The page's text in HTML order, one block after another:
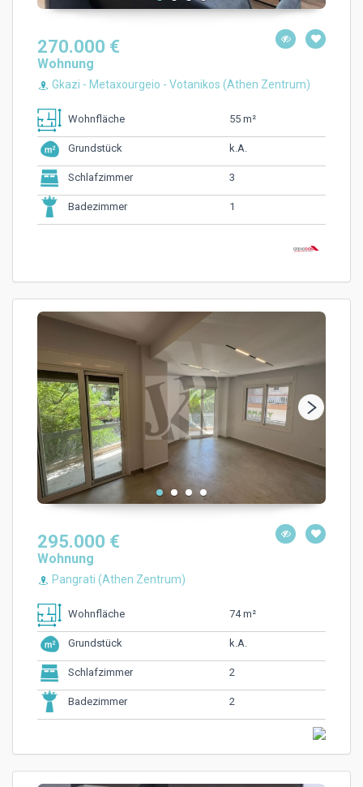
270.000 €
Wohnung
Gkazi - Metaxourgeio - Votanikos (Athen Zentrum)
Wohnfläche 55 m²
Grundstück k.A.
Schlafzimmer 3
Badezimmer 1
295.000 €
Wohnung
Pangrati (Athen Zentrum)
Wohnfläche 74 m²
Grundstück k.A.
Schlafzimmer 2
Badezimmer 2